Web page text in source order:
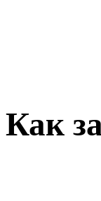
Как